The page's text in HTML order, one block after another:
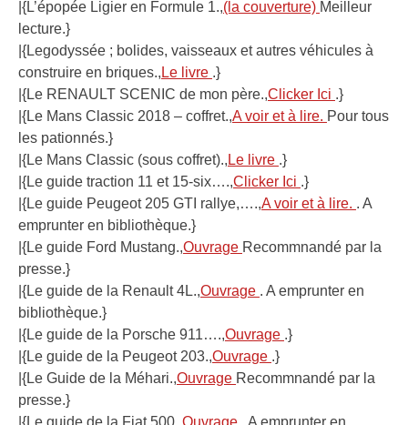
|{L’épopée Ligier en Formule 1.,(la couverture) Meilleur
lecture.}
|{Legodyssée ; bolides, vaisseaux et autres véhicules à
construire en briques., Le livre .}
|{Le RENAULT SCENIC de mon père.,Clicker Ici .}
|{Le Mans Classic 2018 – coffret.,A voir et à lire. Pour tous
les pationnés.}
|{Le Mans Classic (sous coffret)., Le livre .}
|{Le guide traction 11 et 15-six….,Clicker Ici .}
|{Le guide Peugeot 205 GTI rallye,….,A voir et à lire. . A
emprunter en bibliothèque.}
|{Le guide Ford Mustang.,Ouvrage Recommnandé par la
presse.}
|{Le guide de la Renault 4L.,Ouvrage . A emprunter en
bibliothèque.}
|{Le guide de la Porsche 911….,Ouvrage .}
|{Le guide de la Peugeot 203.,Ouvrage .}
|{Le Guide de la Méhari.,Ouvrage Recommnandé par la
presse.}
|{Le guide de la Fiat 500., Ouvrage . A emprunter en